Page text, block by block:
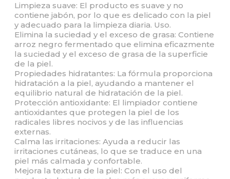
Limpieza suave: El producto es suave y no
contiene jabón, por lo que es delicado con la piel
y adecuado para la limpieza diaria. Uso.
Elimina la suciedad y el exceso de grasa: Contiene
arroz negro fermentado que elimina eficazmente
la suciedad y el exceso de grasa de la superficie
de la piel.
Propiedades hidratantes: La fórmula proporciona
hidratación a la piel, ayudando a mantener el
equilibrio natural de hidratación de la piel.
Protección antioxidante: El limpiador contiene
antioxidantes que protegen la piel de los
radicales libres nocivos y de las influencias
externas.
Calma las irritaciones: Ayuda a reducir las
irritaciones cutáneas, lo que se traduce en una
piel más calmada y confortable.
Mejora la textura de la piel: Con el uso del